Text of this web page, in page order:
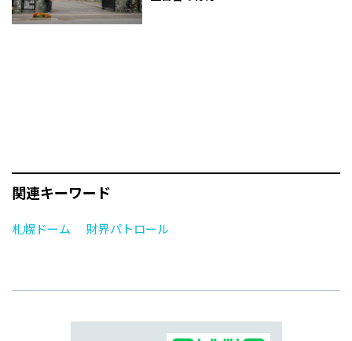
関連キーワード
札幌ドーム 財界パトロール